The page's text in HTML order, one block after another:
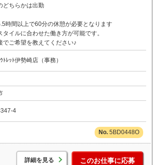
どちらかは出勤
時間以上で60分の休憩が必要となります
タイルに合わせた働き方が可能です。
でご希望を教えてください♪
ﾄﾚｯﾄ伊勢崎店（事務）
4
5BD0448O
詳細を見る このお仕事に応募